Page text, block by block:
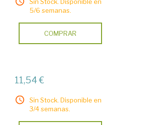
5/6 semanas.
COMPRAR
11,54 €
Sin Stock. Disponible en
3/4 semanas.